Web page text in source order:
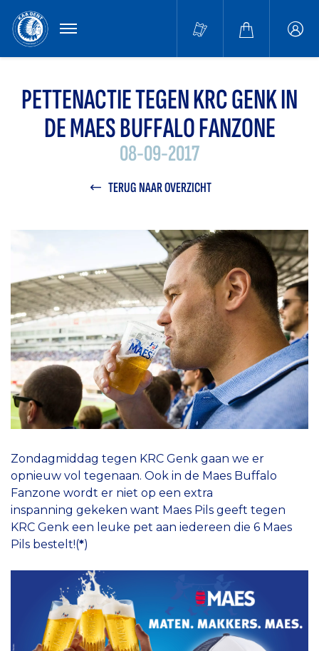
MENU
PETTENACTIE TEGEN KRC GENK IN
DE MAES BUFFALO FANZONE
08-09-2017
TERUG NAAR OVERZICHT
Zondagmiddag tegen KRC Genk gaan we er
opnieuw vol tegenaan. Ook in de Maes Buffalo
Fanzone wordt er niet op een extra
inspanning gekeken want Maes Pils geeft tegen
KRC Genk een leuke pet aan iedereen die 6 Maes
Pils bestelt!(*)